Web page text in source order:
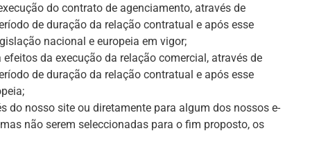
do contrato de agenciamento, através de
de duração da relação contratual e após esse
nacional e europeia em vigor;
da execução da relação comercial, através de
de duração da relação contratual e após esse
do nosso site ou diretamente para algum dos nossos e-
não serem seleccionadas para o fim proposto, os